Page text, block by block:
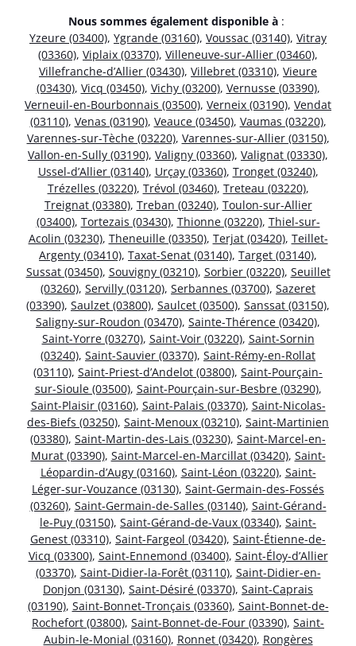
Nous sommes également disponible à :
Yzeure (03400), Ygrande (03160), Voussac (03140), Vitray
(03360), Viplaix (03370), Villeneuve-sur-Allier (03460),
Villefranche-d’Allier (03430), Villebret (03310), Vieure
(03430), Vicq (03450), Vichy (03200), Vernusse (03390),
Verneuil-en-Bourbonnais (03500), Verneix (03190), Vendat
(03110), Venas (03190), Veauce (03450), Vaumas (03220),
Varennes-sur-Tèche (03220), Varennes-sur-Allier (03150),
Vallon-en-Sully (03190), Valigny (03360), Valignat (03330),
Ussel-d’Allier (03140), Urçay (03360), Tronget (03240),
Trézelles (03220), Trévol (03460), Treteau (03220),
Treignat (03380), Treban (03240), Toulon-sur-Allier
(03400), Tortezais (03430), Thionne (03220), Thiel-sur-
Acolin (03230), Theneuille (03350), Terjat (03420), Teillet-
Argenty (03410), Taxat-Senat (03140), Target (03140),
Sussat (03450), Souvigny (03210), Sorbier (03220), Seuillet
(03260), Servilly (03120), Serbannes (03700), Sazeret
(03390), Saulzet (03800), Saulcet (03500), Sanssat (03150),
Saligny-sur-Roudon (03470), Sainte-Thérence (03420),
Saint-Yorre (03270), Saint-Voir (03220), Saint-Sornin
(03240), Saint-Sauvier (03370), Saint-Rémy-en-Rollat
(03110), Saint-Priest-d’Andelot (03800), Saint-Pourçain-
sur-Sioule (03500), Saint-Pourçain-sur-Besbre (03290),
Saint-Plaisir (03160), Saint-Palais (03370), Saint-Nicolas-
des-Biefs (03250), Saint-Menoux (03210), Saint-Martinien
(03380), Saint-Martin-des-Lais (03230), Saint-Marcel-en-
Murat (03390), Saint-Marcel-en-Marcillat (03420), Saint-
Léopardin-d’Augy (03160), Saint-Léon (03220), Saint-
Léger-sur-Vouzance (03130), Saint-Germain-des-Fossés
(03260), Saint-Germain-de-Salles (03140), Saint-Gérand-
le-Puy (03150), Saint-Gérand-de-Vaux (03340), Saint-
Genest (03310), Saint-Fargeol (03420), Saint-Étienne-de-
Vicq (03300), Saint-Ennemond (03400), Saint-Éloy-d’Allier
(03370), Saint-Didier-la-Forêt (03110), Saint-Didier-en-
Donjon (03130), Saint-Désiré (03370), Saint-Caprais
(03190), Saint-Bonnet-Tronçais (03360), Saint-Bonnet-de-
Rochefort (03800), Saint-Bonnet-de-Four (03390), Saint-
Aubin-le-Monial (03160), Ronnet (03420), Rongères